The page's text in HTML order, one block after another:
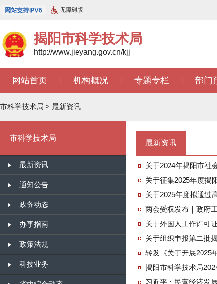
无障碍版
揭阳市科学技术局
http://www.jieyang.gov.cn/kjj
网站首页 机构概况 专题专栏 部门
市科学技术局 > 最新资讯
市科学技术局
最新资讯
通知公告
政务动态
办事指南
政策法规
科技业务
最新资讯
关于2024年揭阳市社
关于征集2025年度揭
关于2025年度拟通过
两会受权发布｜政府
关于外国人工作许可
关于组织申报第二批
转发《关于开展2025
揭阳市科学技术局
习近平：民营经济发